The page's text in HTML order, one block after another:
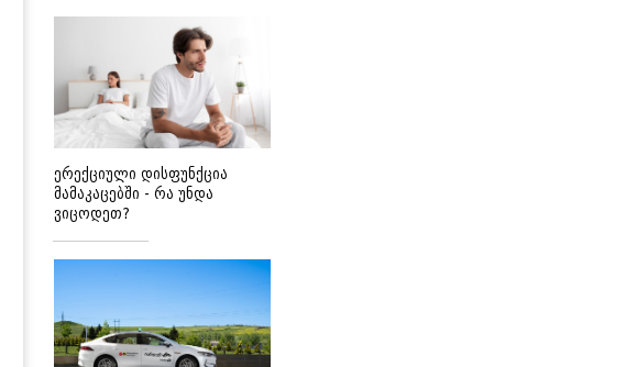
ერექციული დისფუნქცია
მამაკაცებში - რა უნდა
ვიცოდეთ?